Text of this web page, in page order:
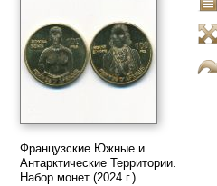
Французские Южные и
Антарктические Территории.
Набор монет (2024 г.)